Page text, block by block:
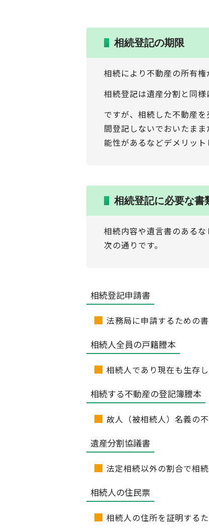
相続登記の期限
相続により不動産の所有権
相続登記は遺産分割と同
ですが、相続した不動産
間登記しないでおいたま
能性があるなどデメリット
相続登記に必要な書
相続内容や遺言書のある
次の通りです。
相続登記申請書
法務局に申請するための書
相続人全員の戸籍謄本
相続人であり現在も生存
相続する不動産の登記簿謄本
故人（被相続人）名義の
遺産分割協議書
法定相続以外の割合で相
相続人の住民票
相続人の住所を証明する